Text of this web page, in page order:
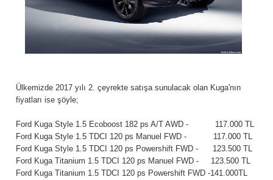
Ülkemizde 2017 yılı 2. çeyrekte satışa sunulacak olan Kuga'nın
fiyatları ise şöyle;
Ford Kuga Style 1.5 Ecoboost 182 ps A/T AWD - 117.000 TL
Ford Kuga Style 1.5 TDCI 120 ps Manuel FWD - 117.000 TL
Ford Kuga Style 1.5 TDCI 120 ps Powershift FWD - 123.500 TL
Ford Kuga Titanium 1.5 TDCI 120 ps Manuel FWD - 123.500 TL
Ford Kuga Titanium 1.5 TDCI 120 ps Powershift FWD -141.000TL